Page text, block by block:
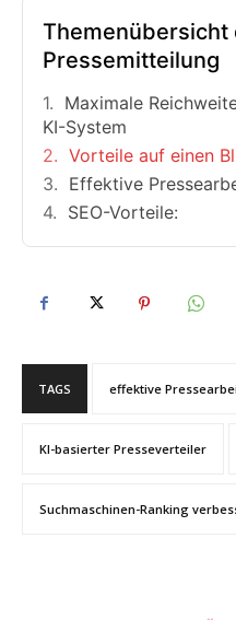
Themenübersicht
Pressemitteilung
Maximale
KI-System
Vorteile auf einen
Effektive
SEO-Vorteile:
TAGS effektive
KI-basierter Presseverteiler
Suchmaschinen-Ranking